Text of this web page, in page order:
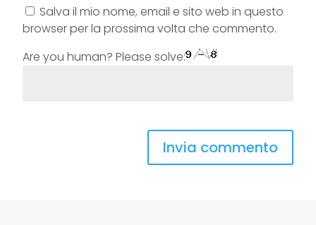
Salva il mio nome, email e sito web in questo
browser per la prossima volta che commento.
Are you human? Please solve: